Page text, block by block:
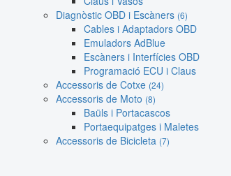
Diagnòstic OBD i Escàners (6)
Cables i Adaptadors OBD
Emuladors AdBlue
Escàners i Interfícies OBD
Programació ECU i Claus
Accessoris de Cotxe (24)
Accessoris de Moto (8)
Baüls i Portacascos
Portaequipatges i Maletes
Accessoris de Bicicleta (7)